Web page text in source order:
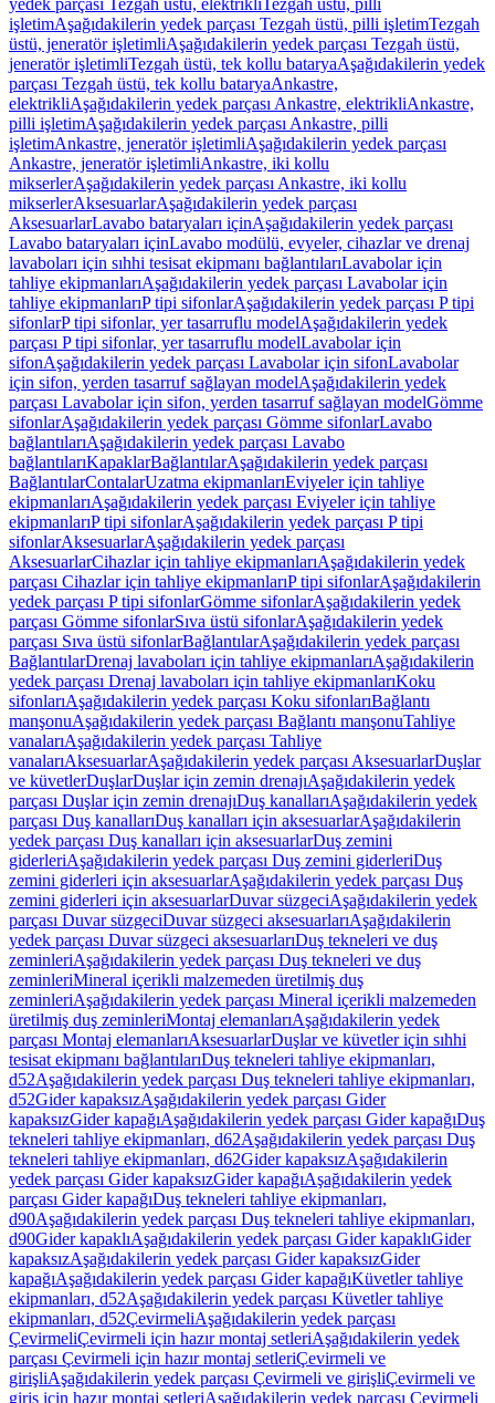
yedek parçası Tezgah üstü, elektrikli Tezgah üstü, pilli
işletimAşağıdakilerin yedek parçası Tezgah üstü, pilli işletimTezgah
üstü, jeneratör işletimliAşağıdakilerin yedek parçası Tezgah üstü,
jeneratör işletimliTezgah üstü, tek kollu bataryaAşağıdakilerin yedek
parçası Tezgah üstü, tek kollu bataryaAnkastre,
elektrikliAşağıdakilerin yedek parçası Ankastre, elektrikliAnkastre,
pilli işletimAşağıdakilerin yedek parçası Ankastre, pilli
işletimAnkastre, jeneratör işletimliAşağıdakilerin yedek parçası
Ankastre, jeneratör işletimliAnkastre, iki kollu
mikserlerAşağıdakilerin yedek parçası Ankastre, iki kollu
mikserlerAksesuarlarAşağıdakilerin yedek parçası
AksesuarlarLavabo bataryaları içinAşağıdakilerin yedek parçası
Lavabo bataryaları içinLavabo modülü, evyeler, cihazlar ve drenaj
lavaboları için sıhhi tesisat ekipmanı bağlantılarıLavabolar için
tahliye ekipmanlarıAşağıdakilerin yedek parçası Lavabolar için
tahliye ekipmanlarıP tipi sifonlarAşağıdakilerin yedek parçası P tipi
sifonlarP tipi sifonlar, yer tasarruflu modelAşağıdakilerin yedek
parçası P tipi sifonlar, yer tasarruflu modelLavabolar için
sifonAşağıdakilerin yedek parçası Lavabolar için sifonLavabolar
için sifon, yerden tasarruf sağlayan modelAşağıdakilerin yedek
parçası Lavabolar için sifon, yerden tasarruf sağlayan modelGömme
sifonlarAşağıdakilerin yedek parçası Gömme sifonlarLavabo
bağlantılarıAşağıdakilerin yedek parçası Lavabo
bağlantılarıKapaklarBağlantılarAşağıdakilerin yedek parçası
BağlantılarContalarUzatma ekipmanlarıEviyeler için tahliye
ekipmanlarıAşağıdakilerin yedek parçası Eviyeler için tahliye
ekipmanlarıP tipi sifonlarAşağıdakilerin yedek parçası P tipi
sifonlarAksesuarlarAşağıdakilerin yedek parçası
AksesuarlarCihazlar için tahliye ekipmanlarıAşağıdakilerin yedek
parçası Cihazlar için tahliye ekipmanlarıP tipi sifonlarAşağıdakilerin
yedek parçası P tipi sifonlarGömme sifonlarAşağıdakilerin yedek
parçası Gömme sifonlarSıva üstü sifonlarAşağıdakilerin yedek
parçası Sıva üstü sifonlarBağlantılarAşağıdakilerin yedek parçası
BağlantılarDrenaj lavaboları için tahliye ekipmanlarıAşağıdakilerin
yedek parçası Drenaj lavaboları için tahliye ekipmanlarıKoku
sifonlarıAşağıdakilerin yedek parçası Koku sifonlarıBağlantı
manşonuAşağıdakilerin yedek parçası Bağlantı manşonuTahliye
vanalarıAşağıdakilerin yedek parçası Tahliye
vanalarıAksesuarlarAşağıdakilerin yedek parçası AksesuarlarDuşlar
ve küvetlerDuşlarDuşlar için zemin drenajıAşağıdakilerin yedek
parçası Duşlar için zemin drenajıDuş kanallarıAşağıdakilerin yedek
parçası Duş kanallarıDuş kanalları için aksesuarlarAşağıdakilerin
yedek parçası Duş kanalları için aksesuarlarDuş zemini
giderleriAşağıdakilerin yedek parçası Duş zemini giderleriDuş
zemini giderleri için aksesuarlarAşağıdakilerin yedek parçası Duş
zemini giderleri için aksesuarlarDuvar süzgeciAşağıdakilerin yedek
parçası Duvar süzgeciDuvar süzgeci aksesuarlarıAşağıdakilerin
yedek parçası Duvar süzgeci aksesuarlarıDuş tekneleri ve duş
zeminleriAşağıdakilerin yedek parçası Duş tekneleri ve duş
zeminleriMineral içerikli malzemeden üretilmiş duş
zeminleriAşağıdakilerin yedek parçası Mineral içerikli malzemeden
üretilmiş duş zeminleriMontaj elemanlarıAşağıdakilerin yedek
parçası Montaj elemanlarıAksesuarlarDuşlar ve küvetler için sıhhi
tesisat ekipmanı bağlantılarıDuş tekneleri tahliye ekipmanları,
d52Aşağıdakilerin yedek parçası Duş tekneleri tahliye ekipmanları,
d52Gider kapaksızAşağıdakilerin yedek parçası Gider
kapaksızGider kapağıAşağıdakilerin yedek parçası Gider kapağıDuş
tekneleri tahliye ekipmanları, d62Aşağıdakilerin yedek parçası Duş
tekneleri tahliye ekipmanları, d62Gider kapaksızAşağıdakilerin
yedek parçası Gider kapaksızGider kapağıAşağıdakilerin yedek
parçası Gider kapağıDuş tekneleri tahliye ekipmanları,
d90Aşağıdakilerin yedek parçası Duş tekneleri tahliye ekipmanları,
d90Gider kapaklıAşağıdakilerin yedek parçası Gider kapaklıGider
kapaksızAşağıdakilerin yedek parçası Gider kapaksızGider
kapağıAşağıdakilerin yedek parçası Gider kapağıKüvetler tahliye
ekipmanları, d52Aşağıdakilerin yedek parçası Küvetler tahliye
ekipmanları, d52ÇevirmeliAşağıdakilerin yedek parçası
ÇevirmeliÇevirmeli için hazır montaj setleriAşağıdakilerin yedek
parçası Çevirmeli için hazır montaj setleriÇevirmeli ve
girişliAşağıdakilerin yedek parçası Çevirmeli ve girişliÇevirmeli ve
giriş için hazır montaj setleriAşağıdakilerin yedek parçası Çevirmeli